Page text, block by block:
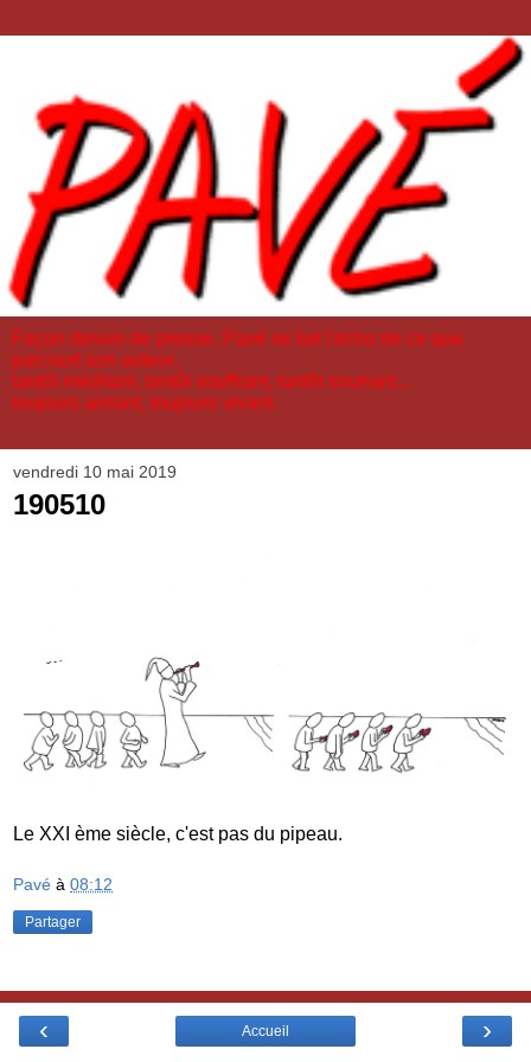
Façon dessin de presse, Pavé se fait l'écho de ce que
parcourt son auteur,
tantôt méditant, tantôt souffrant, tantôt souriant...
toujours aimant, toujours vivant.
vendredi 10 mai 2019
190510
Le XXI ème siècle, c'est pas du pipeau.
Pavé à 08:12
Partager
‹ ›
Accueil